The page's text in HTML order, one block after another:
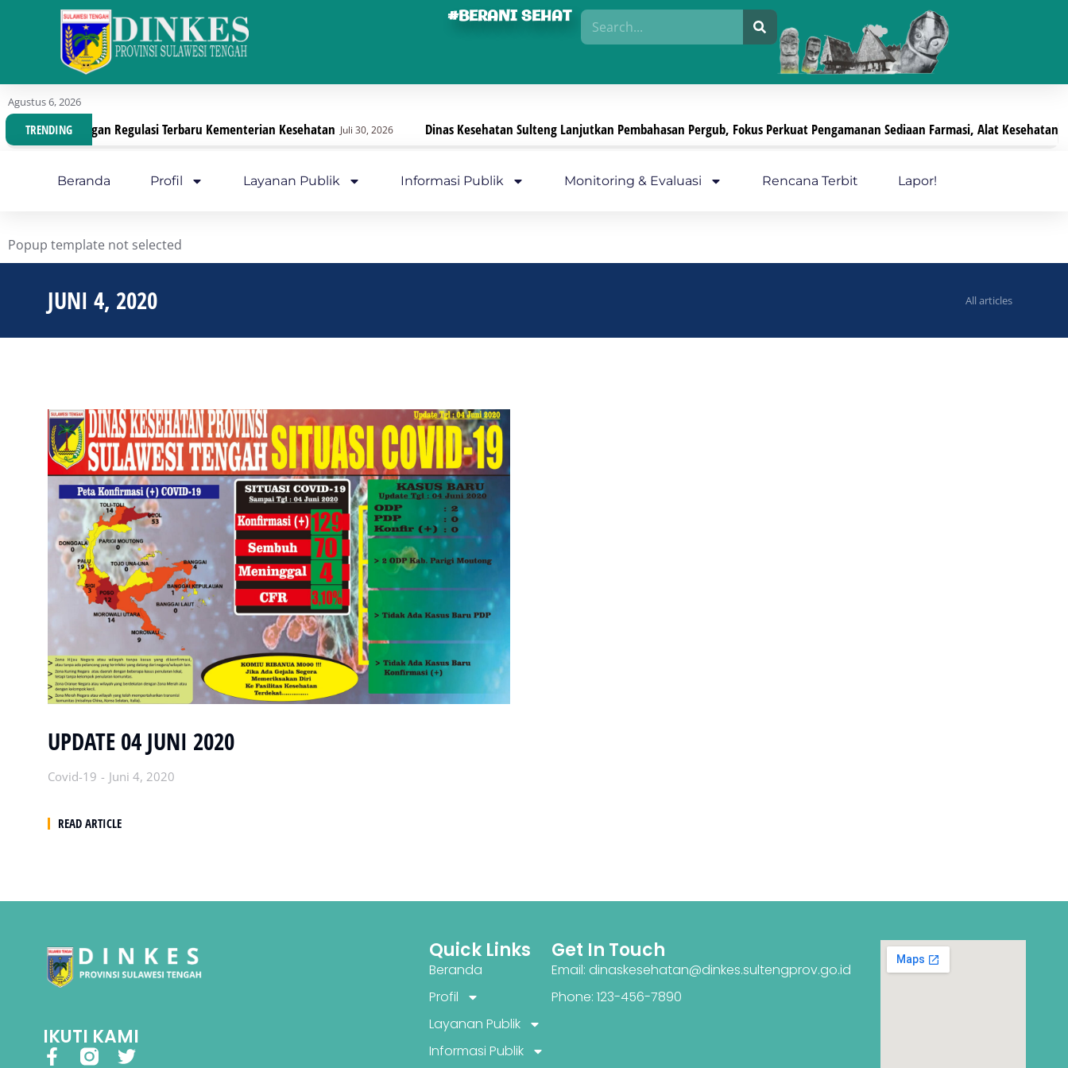
#BERANI SEHAT
Agustus 6, 2026
TRENDING
Dengan Regulasi Terbaru Kementerian Kesehatan Juli 30, 2026 Dinas Kesehatan Sulteng Lanjutkan Pembahasan Pergub, Fokus Perkuat Pengamanan Sediaan Farmasi, Alat Kesehatan, Dan
Beranda Profil Layanan Publik Informasi Publik Monitoring & Evaluasi Rencana Terbit Lapor!
Popup template not selected
JUNI 4, 2020 All articles
UPDATE 04 JUNI 2020
Covid-19 Juni 4, 2020
READ ARTICLE
IKUTI KAMI
Quick Links
Beranda
Profil
Layanan Publik
Informasi Publik
Get In Touch
Email: dinaskesehatan@dinkes.sultengprov.go.id
Phone: 123-456-7890